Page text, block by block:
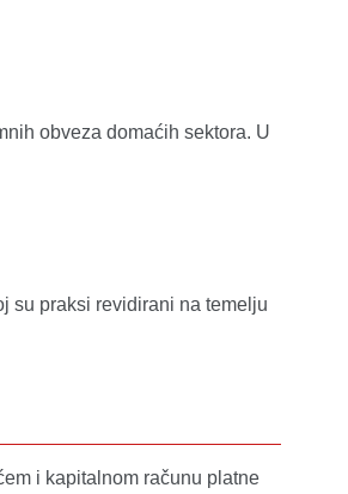
obveza domaćih sektora. U
su praksi revidirani na temelju
i kapitalnom računu platne